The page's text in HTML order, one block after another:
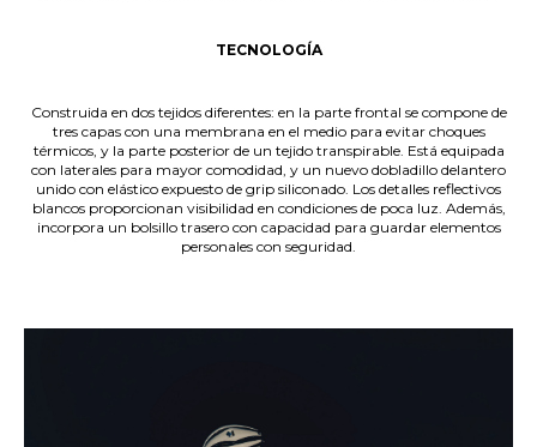
TECNOLOGÍA
Construida en dos tejidos diferentes: en la parte frontal se compone de
tres capas con una membrana en el medio para evitar choques
térmicos, y la parte posterior de un tejido transpirable. Está equipada
con laterales para mayor comodidad, y un nuevo dobladillo delantero
unido con elástico expuesto de grip siliconado. Los detalles reflectivos
blancos proporcionan visibilidad en condiciones de poca luz. Además,
incorpora un bolsillo trasero con capacidad para guardar elementos
personales con seguridad.